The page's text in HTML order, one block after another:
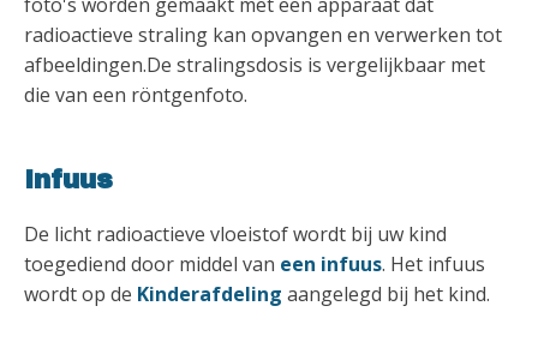
radioactieve straling kan opvangen en verwerken tot
afbeeldingen.De stralingsdosis is vergelijkbaar met
die van een röntgenfoto.
Infuus
De licht radioactieve vloeistof wordt bij uw kind
toegediend door middel van een infuus. Het infuus
wordt op de Kinderafdeling aangelegd bij het kind.